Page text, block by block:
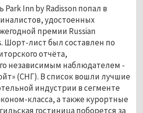
Park Inn by Radisson попал в
удостоенных
премии Russian
Шорт-лист был составлен по
отчёта,
независимым наблюдателем -
(СНГ). В список вошли лучшие
индустрии в сегменте
класса, а также курортные
гостиница поборется за